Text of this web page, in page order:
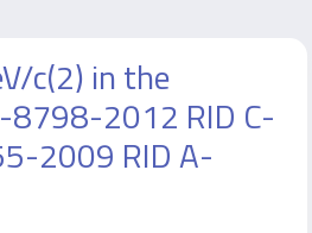
c(2) in the
8798-2012 RID C-
2009 RID A-